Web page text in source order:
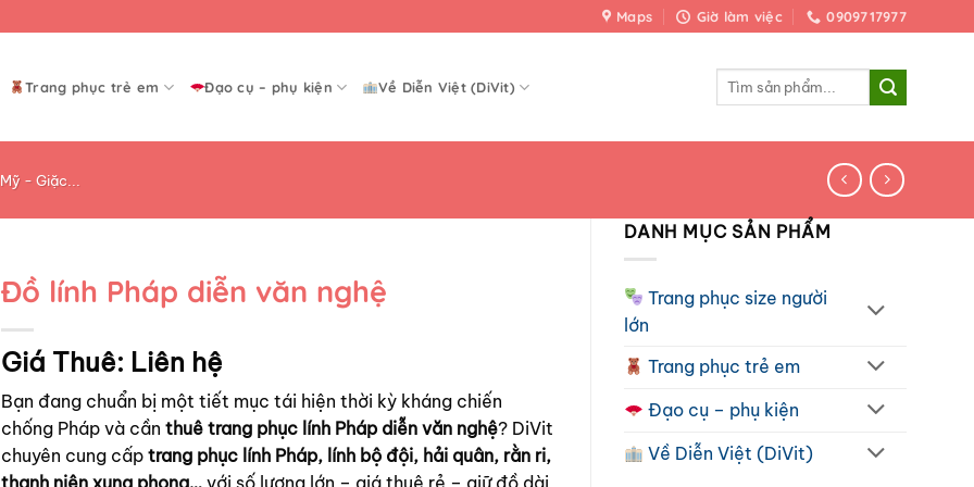
Maps Giờ làm việc 0909717977
Trang phục trẻ em Đạo cụ – phụ kiện Về Diễn Việt (DiVit)
Tìm
- Giặc...
DANH MỤC SẢN PHẨM
Trang phục size người
lớn
Trang phục trẻ em
Đạo cụ – phụ kiện
Về Diễn Việt (DiVit)
Đồ lính Pháp diễn văn nghệ
Giá Thuê: Liên hệ
Bạn đang chuẩn bị một tiết mục tái hiện thời kỳ kháng chiến
chống Pháp và cầnthuê trang phục lính Pháp diễn văn nghệ? DiVit
chuyên cung cấptrang phục lính Pháp, lính bộ đội, hải quân, rằn ri,